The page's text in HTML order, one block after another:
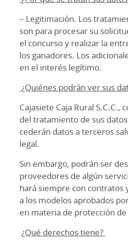
– Legitimación. Los
son para procesar su
el concurso y realizar la
los ganadores. Los
en el interés legítimo.
¿Quiénes podrán ver sus
Cajasiete Caja Rural S.C.C.,
del tratamiento de sus
cederán datos a terceros
legal.
Sin embargo, podrán ser
proveedores de algún
hará siempre con contratos
a los modelos aprobados
en materia de protección de
¿Qué derechos tiene?